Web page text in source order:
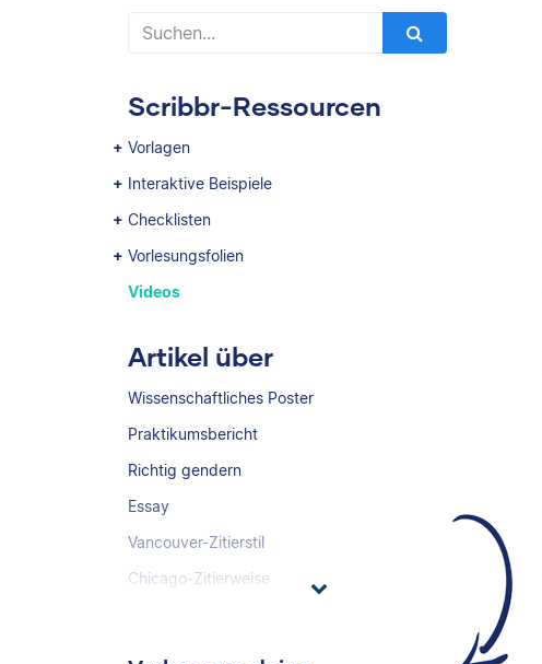
Scribbr-Ressourcen
Vorlagen
Interaktive Beispiele
Checklisten
Vorlesungsfolien
Videos
Artikel über
Wissenschaftliches Poster
Praktikumsbericht
Richtig gendern
Essay
Vancouver-Zitierstil
Chicago-Zitierweise